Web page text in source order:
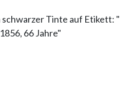
Tinte auf Etikett: "
66 Jahre"